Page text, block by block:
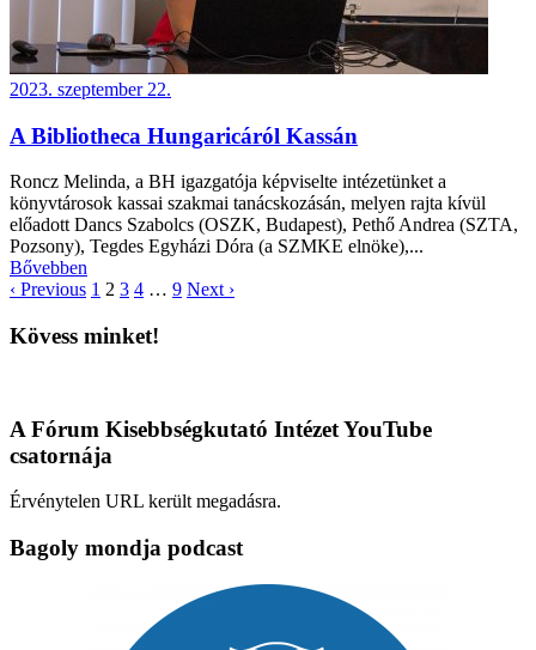
2023. szeptember 22.
A Bibliotheca Hungaricáról Kassán
Roncz Melinda, a BH igazgatója képviselte intézetünket a
könyvtárosok kassai szakmai tanácskozásán, melyen rajta kívül
előadott Dancs Szabolcs (OSZK, Budapest), Pethő Andrea (SZTA,
Pozsony), Tegdes Egyházi Dóra (a SZMKE elnöke),...
Bővebben
‹ Previous 1 2 3 4 … 9 Next ›
Kövess minket!
A Fórum Kisebbségkutató Intézet YouTube
csatornája
Érvénytelen URL került megadásra.
Bagoly mondja podcast